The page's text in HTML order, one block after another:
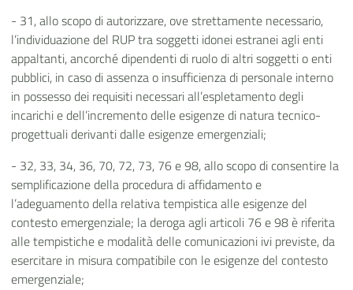
- 31, allo scopo di autorizzare, ove strettamente necessario,
l’individuazione del RUP tra soggetti idonei estranei agli enti
appaltanti, ancorché dipendenti di ruolo di altri soggetti o enti
pubblici, in caso di assenza o insufficienza di personale interno
in possesso dei requisiti necessari all’espletamento degli
incarichi e dell’incremento delle esigenze di natura tecnico-
progettuali derivanti dalle esigenze emergenziali;
- 32, 33, 34, 36, 70, 72, 73, 76 e 98, allo scopo di consentire la
semplificazione della procedura di affidamento e
l’adeguamento della relativa tempistica alle esigenze del
contesto emergenziale; la deroga agli articoli 76 e 98 è riferita
alle tempistiche e modalità delle comunicazioni ivi previste, da
esercitare in misura compatibile con le esigenze del contesto
emergenziale;